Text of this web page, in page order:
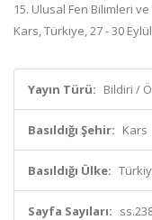
15. Ulusal Fen Bilimleri
Kars, Türkiye, 27 - 30
Yayın Türü: Bildiri /
Basıldığı Şehir: Kars
Basıldığı Ülke:
Sayfa Sayıları: